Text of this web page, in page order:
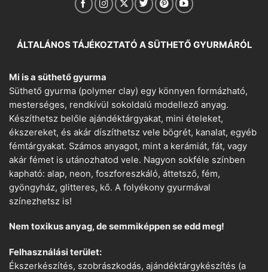
ÁLTALÁNOS TÁJÉKOZTATÓ A SÜTHETŐ GYURMÁRÓL
Mi is a süthető gyurma
Süthető gyurma (polymer clay) egy könnyen formázható,
mesterséges, rendkívül sokoldalú modellező anyag.
Készíthetsz belőle ajándéktárgyakat, mini ételeket,
ékszereket, és akár díszíthetsz vele bögrét, kanalat, egyéb
fémtárgyakat. Számos anyagot, mint a kerámiát, fát, vagy
akár fémet is utánozhatod vele. Nagyon sokféle színben
kapható: alap, neon, foszforeszkáló, áttetsző, fém,
gyöngyház, glitteres, kő. A folyékony gyurmával
színezhetsz is!
Nem toxikus anyag, de semmiképpen se edd meg!
Felhasználási terület:
Ékszerkészítés, szobrászkodás, ajándéktárgykészítés (a